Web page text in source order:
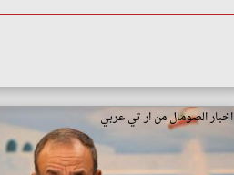
اخبار الصومال من ار تي عربي